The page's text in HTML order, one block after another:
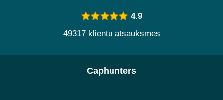
4.9
49317 klientu atsauksmes
Caphunters